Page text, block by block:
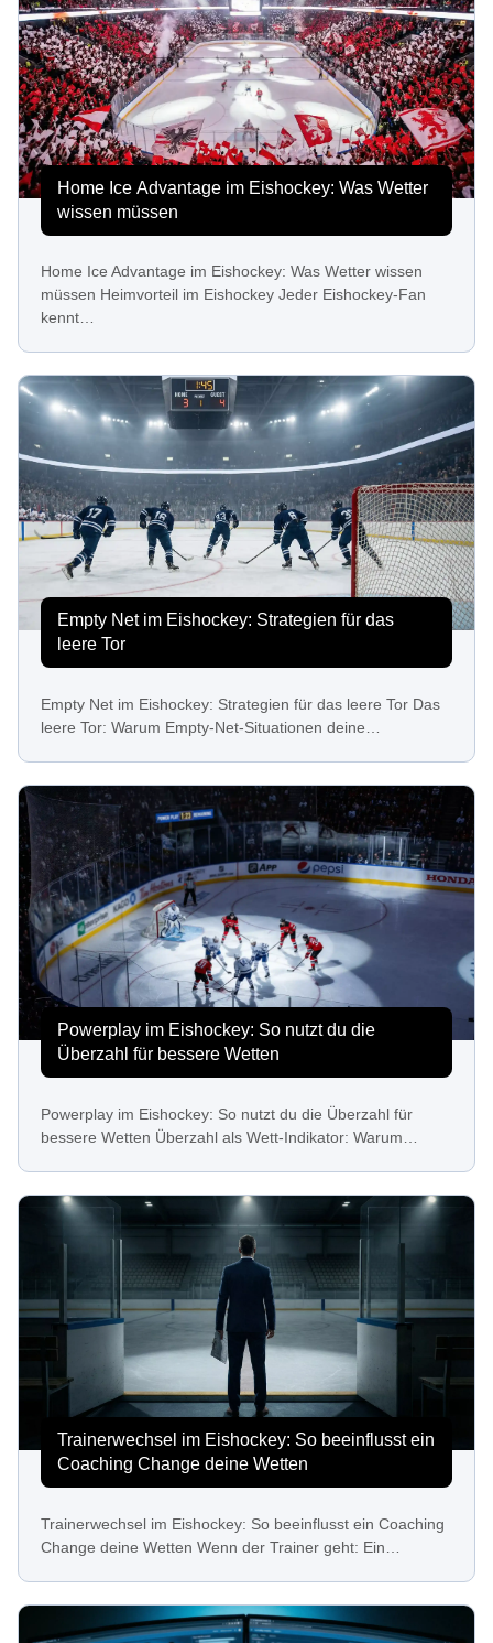
Home Ice Advantage im Eishockey: Was Wetter
wissen müssen
Home Ice Advantage im Eishockey: Was Wetter wissen
müssen Heimvorteil im Eishockey Jeder Eishockey-Fan
kennt…
Empty Net im Eishockey: Strategien für das
leere Tor
Empty Net im Eishockey: Strategien für das leere Tor Das
leere Tor: Warum Empty-Net-Situationen deine…
Powerplay im Eishockey: So nutzt du die
Überzahl für bessere Wetten
Powerplay im Eishockey: So nutzt du die Überzahl für
bessere Wetten Überzahl als Wett-Indikator: Warum…
Trainerwechsel im Eishockey: So beeinflusst ein
Coaching Change deine Wetten
Trainerwechsel im Eishockey: So beeinflusst ein Coaching
Change deine Wetten Wenn der Trainer geht: Ein…